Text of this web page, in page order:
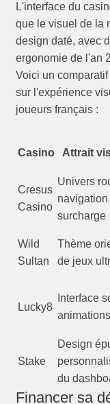
L'interface du
que le visuel de la
design daté, avec
ergonomie de l'an
Voici un
sur l'expérience
joueurs français :
Casino Attrait
Cresus
Casino
Univers
surcharge
Wild
Sultan
Thème
de jeux
Lucky8
Interface
Stake
Design
du
Financer sa